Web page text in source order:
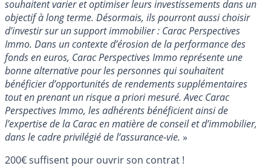
souhaitent varier et optimiser leurs investissements dans un
objectif à long terme. Désormais, ils pourront aussi choisir
d’investir sur un support immobilier : Carac Perspectives
Immo. Dans un contexte d’érosion de la performance des
fonds en euros, Carac Perspectives Immo représente une
bonne alternative pour les personnes qui souhaitent
bénéficier d’opportunités de rendements supplémentaires
tout en prenant un risquea priorimesuré. Avec Carac
Perspectives Immo, les adhérents bénéficient ainsi de
l’expertise de la Carac en matière de conseil et d’immobilier,
dans le cadre privilégié de l’assurance-vie. »
200€ suffisent pour ouvrir son contrat !